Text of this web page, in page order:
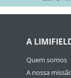
A
Quem somos
A nossa